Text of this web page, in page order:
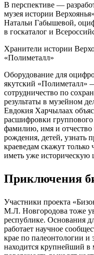
В перспективе —
музея истории
Натальи Габышевой,
в госкаталог и
Хранители истории
«Полиметалл»
Оборудование для
якутский «Полиметалл»
сотрудничество по
результаты в музейном
Евдокия Харчылаах
расшифровки
фамилию, имя и отчество
рождения, детей, узнать
краеведам скажут только
иметь уже историческую
Приключения
Участники проекта
М.Л. Новгородова тоже
республике. Основания
работает научное
крае по палеонтологии и
находится крупнейший в